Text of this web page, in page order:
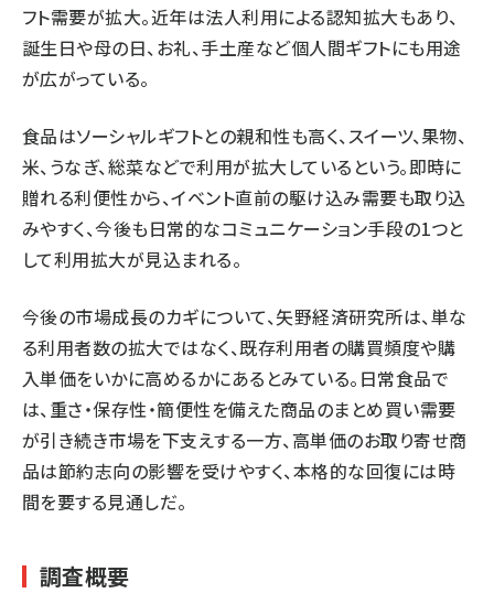
フト需要が拡大。近年は法人利用による認知拡大もあり、
誕生日や母の日、お礼、手土産など個人間ギフトにも用途
が広がっている。
食品はソーシャルギフトとの親和性も高く、スイーツ、果物、
米、うなぎ、総菜などで利用が拡大しているという。即時に
贈れる利便性から、イベント直前の駆け込み需要も取り込
みやすく、今後も日常的なコミュニケーション手段の1つと
して利用拡大が見込まれる。
今後の市場成長のカギについて、矢野経済研究所は、単な
る利用者数の拡大ではなく、既存利用者の購買頻度や購
入単価をいかに高めるかにあるとみている。日常食品で
は、重さ・保存性・簡便性を備えた商品のまとめ買い需要
が引き続き市場を下支えする一方、高単価のお取り寄せ商
品は節約志向の影響を受けやすく、本格的な回復には時
間を要する見通しだ。
調査概要